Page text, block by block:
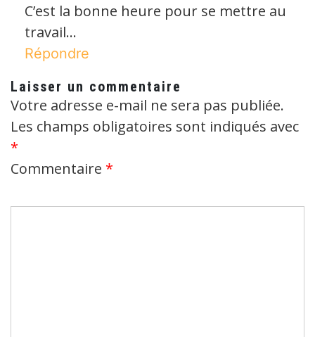
C’est la bonne heure pour se mettre au
travail…
Répondre
Laisser un commentaire
Votre adresse e-mail ne sera pas publiée.
Les champs obligatoires sont indiqués avec
*
Commentaire *